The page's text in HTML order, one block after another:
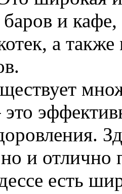
и
а
и отлично
есть